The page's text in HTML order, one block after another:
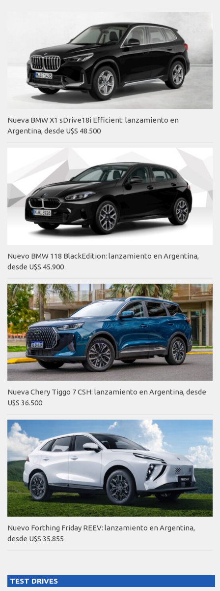
Nueva BMW X1 sDrive18i Efficient: lanzamiento en
Argentina, desde U$S 48.500
Nuevo BMW 118 BlackEdition: lanzamiento en Argentina,
desde U$S 45.900
Nueva Chery Tiggo 7 CSH: lanzamiento en Argentina, desde
U$S 36.500
Nuevo Forthing Friday REEV: lanzamiento en Argentina,
desde U$S 35.855
TEST DRIVES